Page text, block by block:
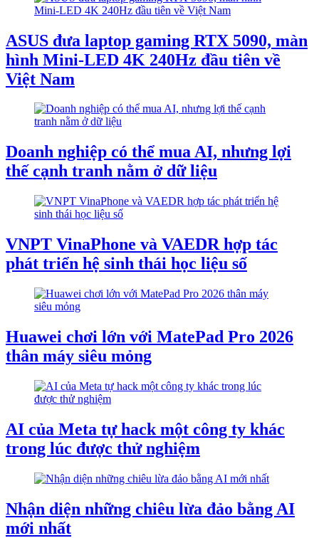
ASUS đưa laptop gaming RTX 5090, màn
hình Mini-LED 4K 240Hz đầu tiên về
Việt Nam
Doanh nghiệp có thể mua AI, nhưng lợi
thế cạnh tranh nằm ở dữ liệu
VNPT VinaPhone và VAEDR hợp tác
phát triển hệ sinh thái học liệu số
Huawei chơi lớn với MatePad Pro 2026
thân máy siêu mỏng
AI của Meta tự hack một công ty khác
trong lúc được thử nghiệm
Nhận diện những chiêu lừa đảo bằng AI
mới nhất